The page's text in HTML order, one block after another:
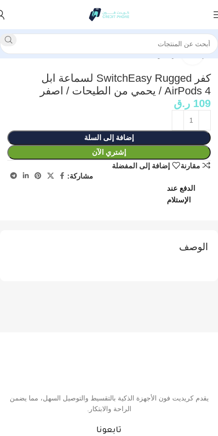
الرئيسية كفرات وحماية
انقر للتكبير
كفر SwitchEasy Rugged لسماعة ابل
AirPods 4 / يحمي من الطيحات / اصفر
109 ر.ق
إضافة إلى السلة
إشتري الآن
مقارنة
إضافة إلى المفضلة
مشاركة:
الدفع عند
الإستلام
الوصف
يقدم كريديت فون الأجهزة الذكية بالتقسيط والتوصيل السهل، مما يضمن
الراحة والابتكار.
تابعونا